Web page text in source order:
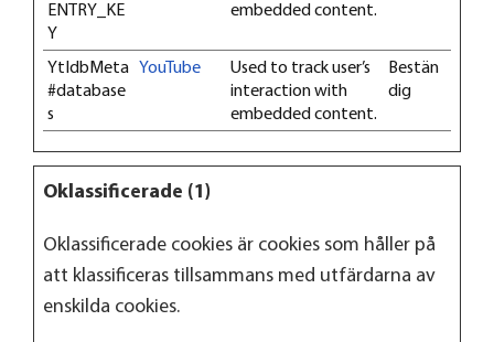
ENTRY_KE
Y
embedded content.
YtIdbMeta
#database
s
YouTube
Used to track user’s
interaction with
embedded content.
Bestän
dig
Oklassificerade (1)
Oklassificerade cookies är cookies som håller på
att klassificeras tillsammans med utfärdarna av
enskilda cookies.